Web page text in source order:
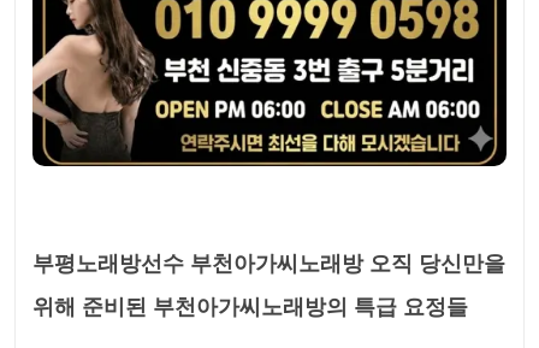
부평노래방선수 부천아가씨노래방 오직 당신만을
위해 준비된 부천아가씨노래방의 특급 요정들